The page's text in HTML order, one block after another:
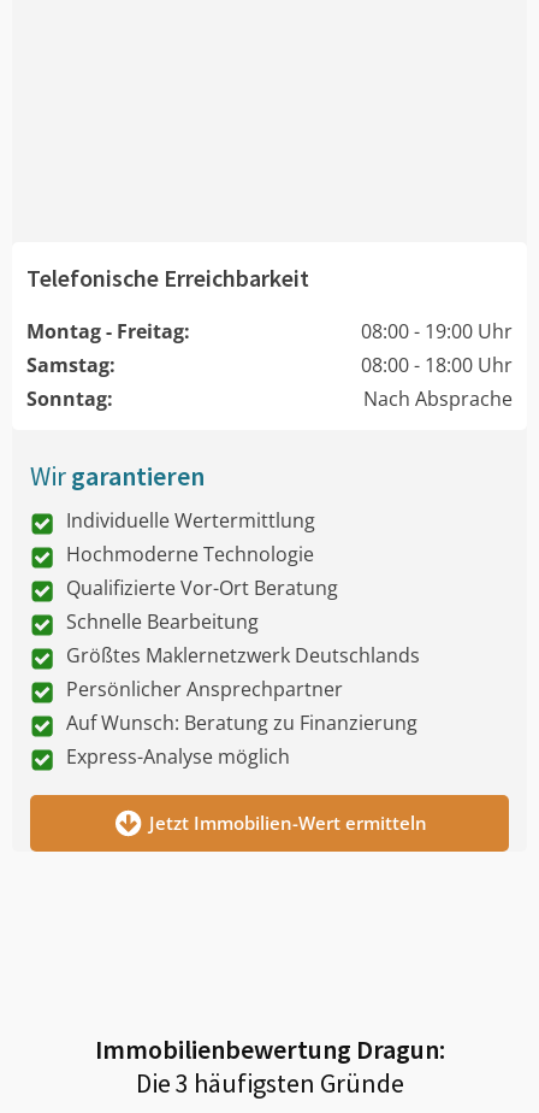
Telefonische Erreichbarkeit
Montag - Freitag:
08:00 - 19:00 Uhr
Samstag:
08:00 - 18:00 Uhr
Sonntag:
Nach Absprache
Wirgarantieren
Individuelle Wertermittlung
Hochmoderne Technologie
Qualifizierte Vor-Ort Beratung
Schnelle Bearbeitung
Größtes Maklernetzwerk Deutschlands
Persönlicher Ansprechpartner
Auf Wunsch: Beratung zu Finanzierung
Express-Analyse möglich
Jetzt Immobilien-Wert ermitteln
Immobilienbewertung Dragun:
Die 3 häufigsten Gründe